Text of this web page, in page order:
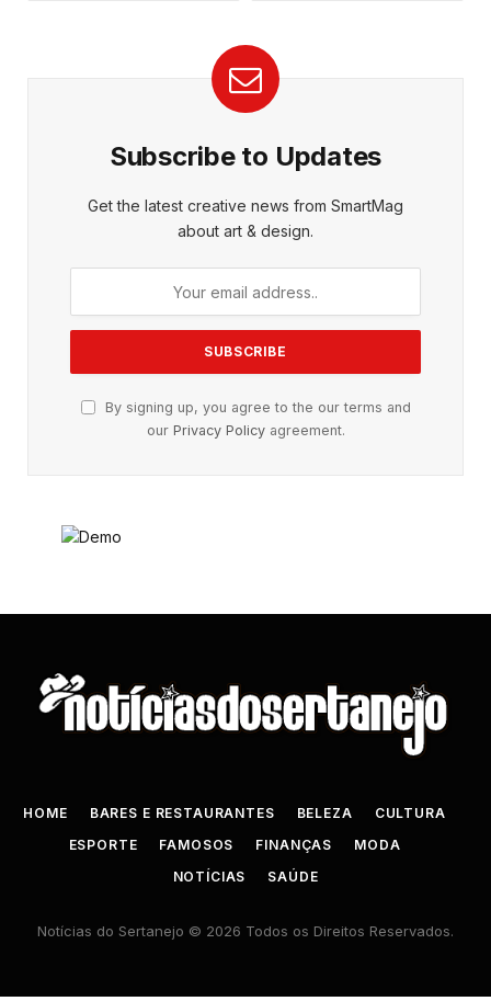
Subscribe to Updates
Get the latest creative news from SmartMag
about art & design.
By signing up, you agree to the our terms and
our Privacy Policyagreement.
HOME BARES E RESTAURANTES BELEZA
CULTURA
ESPORTE
FAMOSOS FINANÇAS
MODA
NOTÍCIAS
SAÚDE
Notícias do Sertanejo © 2026 Todos os Direitos Reservados.